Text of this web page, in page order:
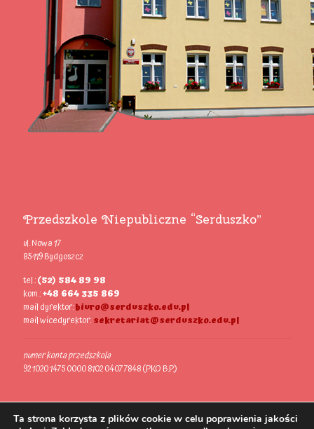
Przedszkole Niepubliczne “Serduszko”
ul. Nowa 17
85-119 Bydgoszcz
tel.:(52) 584 89 98
kom.:+48 664 335 869
mail dyrektor:biuro@serduszko.edu.pl
mail wicedyrektor:sekretariat@serduszko.edu.pl
numer konta przedszkola
92 1020 1475 0000 8102 0407 7848 (PKO B.P.)
Ta strona korzysta z plików cookie w celu poprawienia jakości